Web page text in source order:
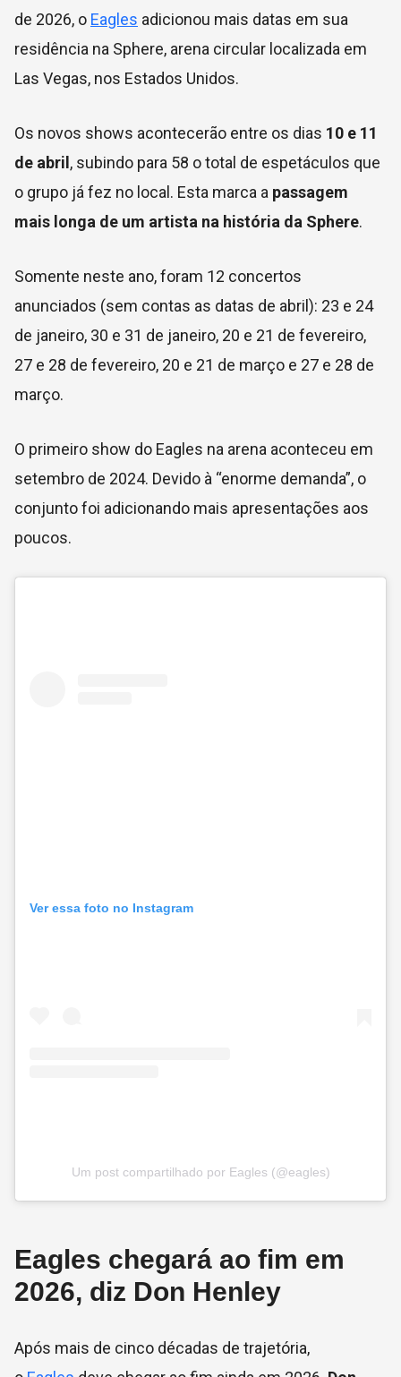
de 2026, o Eagles adicionou mais datas em sua
residência na Sphere, arena circular localizada em
Las Vegas, nos Estados Unidos.
Os novos shows acontecerão entre os dias 10 e 11
de abril, subindo para 58 o total de espetáculos que
o grupo já fez no local. Esta marca a passagem
mais longa de um artista na história da Sphere.
Somente neste ano, foram 12 concertos
anunciados (sem contas as datas de abril): 23 e 24
de janeiro, 30 e 31 de janeiro, 20 e 21 de fevereiro,
27 e 28 de fevereiro, 20 e 21 de março e 27 e 28 de
março.
O primeiro show do Eagles na arena aconteceu em
setembro de 2024. Devido à “enorme demanda”, o
conjunto foi adicionando mais apresentações aos
poucos.
Ver essa foto no Instagram
Um post compartilhado por Eagles (@eagles)
Eagles chegará ao fim em
2026, diz Don Henley
Após mais de cinco décadas de trajetória,